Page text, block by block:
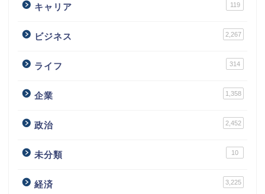
キャリア 119
ビジネス 2,267
ライフ 314
企業 1,358
政治 2,452
未分類 10
経済 3,225